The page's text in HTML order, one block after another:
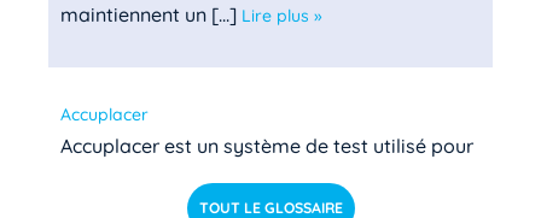
maintiennent un [...] Lire plus »
Accuplacer
Accuplacer est un système de test utilisé pour
déterminer si les étudiants de niveau [...]
TOUT LE GLOSSAIRE